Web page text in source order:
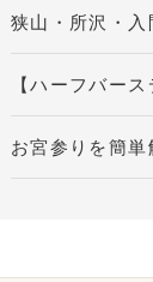
狭山・所沢・
【ハーフバー
お宮参りを簡単